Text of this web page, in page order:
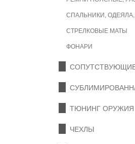
СПАЛЬНИКИ,
СТРЕЛКОВЫЕ МАТЫ
ФОНАРИ
ТЮНИНГ ОРУЖИЯ
ЧЕХЛЫ